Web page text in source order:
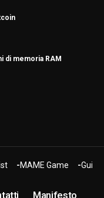
di memoria RAM
MAME Game Guide
Manifesto